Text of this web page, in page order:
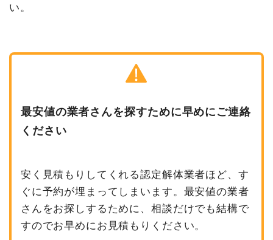
い。
最安値の業者さんを探すために早めにご連絡
ください
安く見積もりしてくれる認定解体業者ほど、す
ぐに予約が埋まってしまいます。最安値の業者
さんをお探しするために、相談だけでも結構で
すのでお早めにお見積もりください。